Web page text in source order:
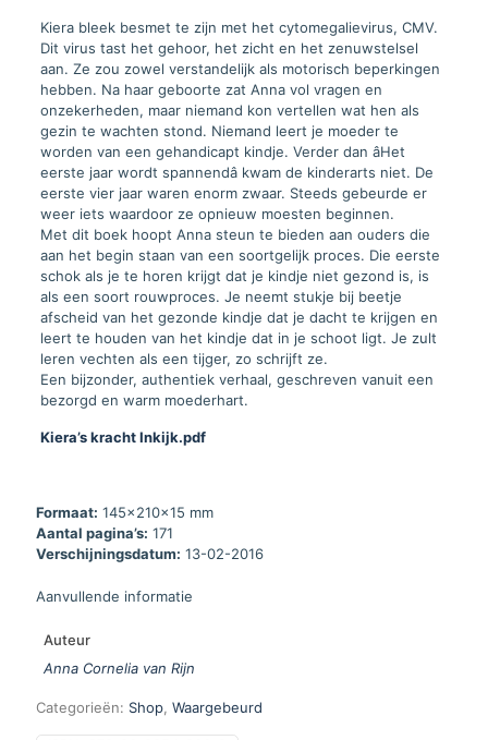
Kiera bleek besmet te zijn met het cytomegalievirus, CMV.
Dit virus tast het gehoor, het zicht en het zenuwstelsel
aan. Ze zou zowel verstandelijk als motorisch beperkingen
hebben. Na haar geboorte zat Anna vol vragen en
onzekerheden, maar niemand kon vertellen wat hen als
gezin te wachten stond. Niemand leert je moeder te
worden van een gehandicapt kindje. Verder dan âHet
eerste jaar wordt spannendâ kwam de kinderarts niet. De
eerste vier jaar waren enorm zwaar. Steeds gebeurde er
weer iets waardoor ze opnieuw moesten beginnen.
Met dit boek hoopt Anna steun te bieden aan ouders die
aan het begin staan van een soortgelijk proces. Die eerste
schok als je te horen krijgt dat je kindje niet gezond is, is
als een soort rouwproces. Je neemt stukje bij beetje
afscheid van het gezonde kindje dat je dacht te krijgen en
leert te houden van het kindje dat in je schoot ligt. Je zult
leren vechten als een tijger, zo schrijft ze.
Een bijzonder, authentiek verhaal, geschreven vanuit een
bezorgd en warm moederhart.
Kiera’s kracht Inkijk.pdf
Formaat: 145x210x15 mm
Aantal pagina’s: 171
Verschijningsdatum: 13-02-2016
Aanvullende informatie
Auteur
Anna Cornelia van Rijn
Categorieën: Shop Waargebeurd